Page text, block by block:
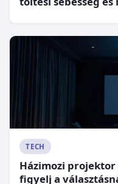
TECH
Házimozi
figyelj a